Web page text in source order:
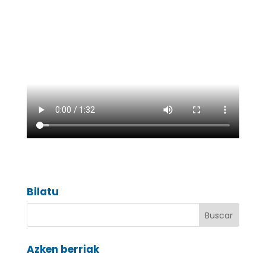
Bilatu
Azken berriak